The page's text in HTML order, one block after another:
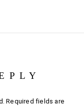
Required fields are